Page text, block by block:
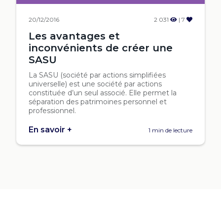
20/12/2016 2 031 | 7
Les avantages et
inconvénients de créer une
SASU
La SASU (société par actions simplifiées
universelle) est une société par actions
constituée d’un seul associé. Elle permet la
séparation des patrimoines personnel et
professionnel.
En savoir + 1 min de lecture